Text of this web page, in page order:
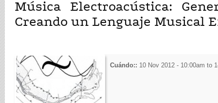
Música Electroacústica:
Creando un Lenguaje Musical
Cuándo:: 10 Nov 2012 - 10:00am to